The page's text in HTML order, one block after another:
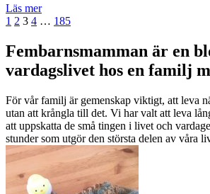
Läs mer
Inläggsnavigering
Föregående
Sida
1 Sida
2 Sida
3 Sida
4 … Sida
185Nästa
Fembarnsmamman är en
vardagslivet hos en familj
För vår familj är gemenskap viktigt, att leva
utan att krångla till det. Vi har valt att leva
att uppskatta de små tingen i livet och
stunder som utgör den största delen av våra